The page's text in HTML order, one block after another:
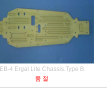
EB-4 Ergal Lite Chassis.Type B
품 절